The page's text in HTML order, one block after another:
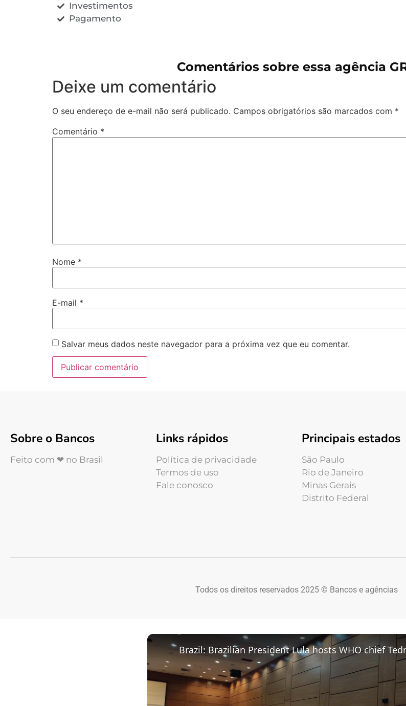
Investimentos
Pagamento
Comentários sobre essa agência
Deixe um comentário
O seu endereço de e-mail não será publicado. Campos obrigatórios são marcados com *
Comentário *
Nome *
E-mail *
Salvar meus dados neste navegador para a próxima vez que eu comentar.
Sobre o Bancos
Feito com ❤ no Brasil
Links rápidos
Política de privacidade
Termos de uso
Fale conosco
Principais estados
São Paulo
Rio de Janeiro
Minas Gerais
Distrito Federal
Todos os direitos reservados 2025 © Bancos e agências